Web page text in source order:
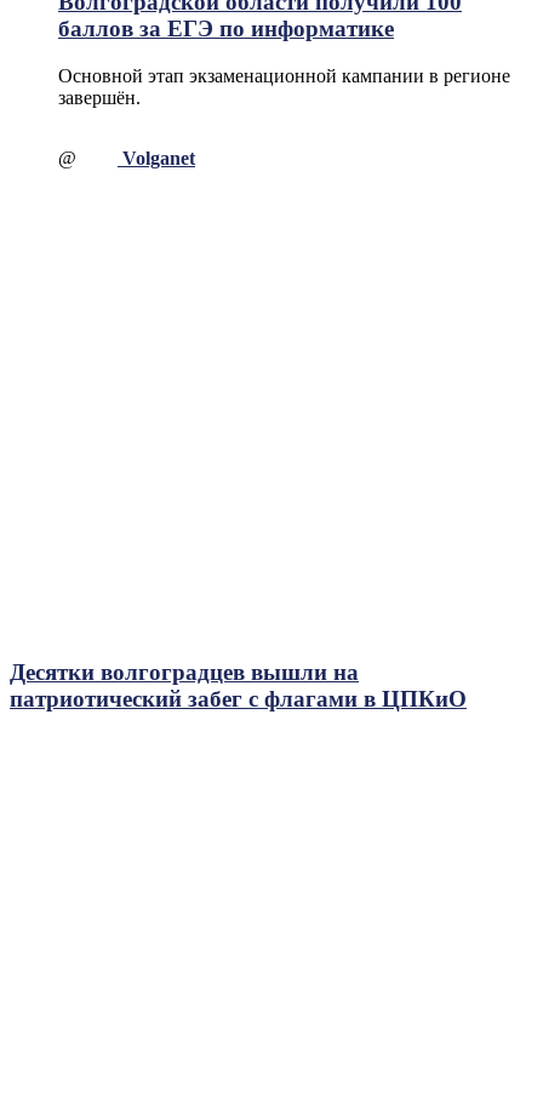
баллов за ЕГЭ по информатике
Основной этап экзаменационной кампании в регионе
завершён.
@ Volganet
Десятки волгоградцев вышли на
патриотический забег с флагами в ЦПКиО